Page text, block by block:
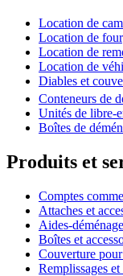
Location de
Location de
Location de
Location de
Diables et
Conteneurs de
Unités de libre-
Boîtes de
Produits et
Comptes
Attaches et
Aides-
Boîtes et
Couverture
Remplissages